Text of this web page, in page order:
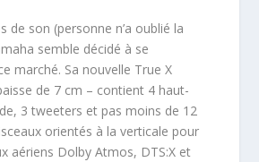
de son (personne n’a oublié la
semble décidé à se
marché. Sa nouvelle True X
de 7 cm – contient 4 haut-
3 tweeters et pas moins de 12
orientés à la verticale pour
aériens Dolby Atmos, DTS:X et